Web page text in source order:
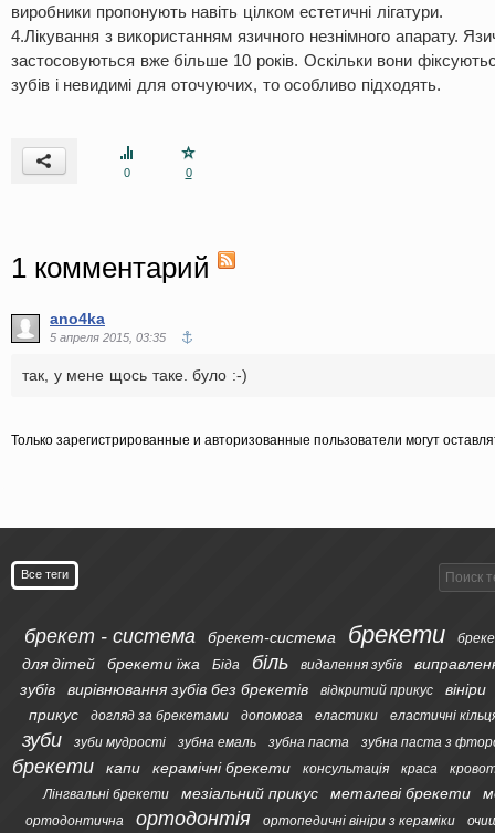
виробники пропонують навіть цілком естетичні лігатури.
4.Лікування з використанням язичного незнімного апарату.
застосовуються вже більше 10 років. Оскільки вони
зубів і невидимі для оточуючих, то особливо підходять.
0 0
1 комментарий
ano4ka
5 апреля 2015, 03:35
так, у мене щось таке. було :-)
Только зарегистрированные и авторизованные пользователи могут
Все теги
брекет - система брекет-система брекети
для дітей брекети їжа Біда біль видалення зубів
зубів
вирівнювання зубів без брекетів відкритий прикус
вініри
прикус
догляд за брекетами допомога еластики еластичні
зуби зуби мудрості зубна емаль зубна паста зубна паста з
брекети капи керамічні брекети консультація краса
Лінгвальні брекети
мезіальний прикус металеві брекети
ортодонтична ортодонтія ортопедичні вініри з кераміки